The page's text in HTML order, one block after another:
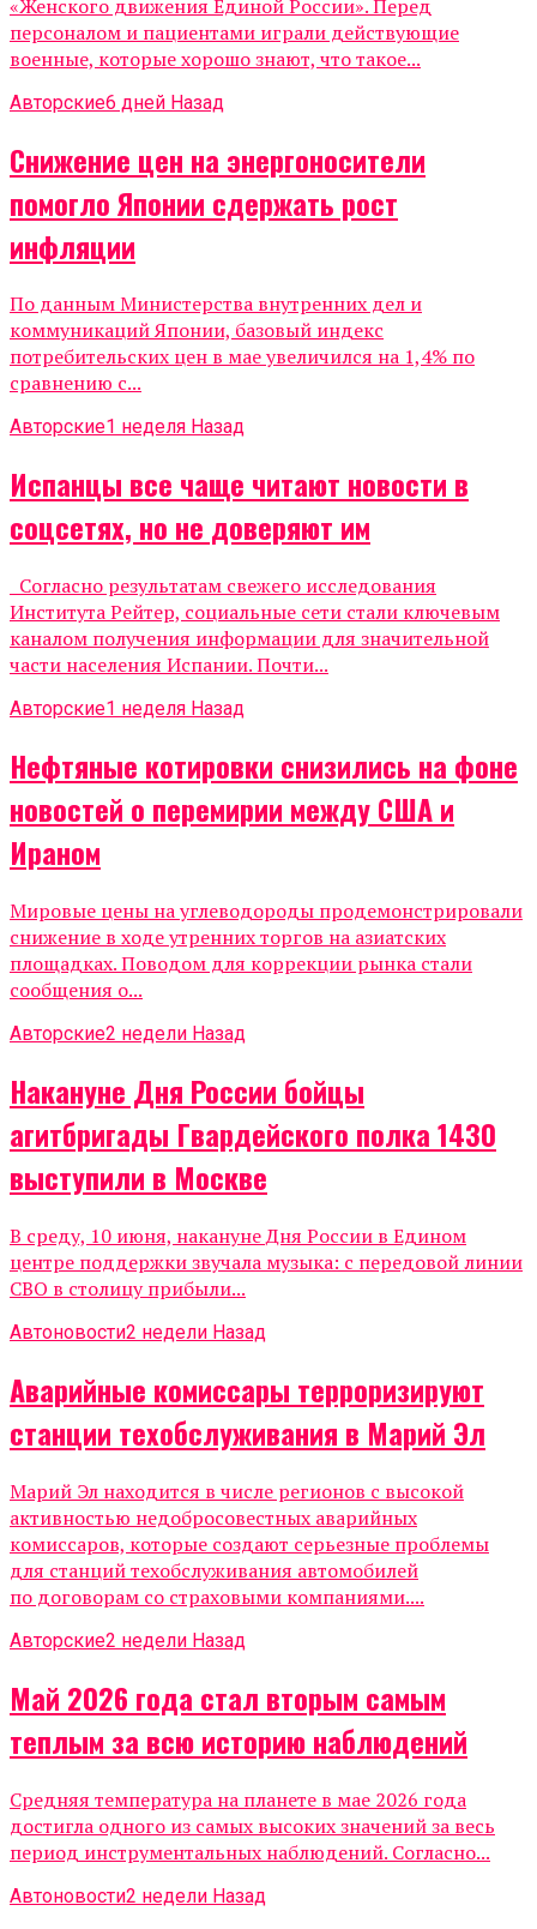
«Женского движения Единой России». Перед
персоналом и пациентами играли действующие
военные, которые хорошо знают, что такое...
Авторские6 дней Назад
Снижение цен на энергоносители
помогло Японии сдержать рост
инфляции
По данным Министерства внутренних дел и
коммуникаций Японии, базовый индекс
потребительских цен в мае увеличился на 1,4% по
сравнению с...
Авторские1 неделя Назад
Испанцы все чаще читают новости в
соцсетях, но не доверяют им
Согласно результатам свежего исследования
Института Рейтер, социальные сети стали ключевым
каналом получения информации для значительной
части населения Испании. Почти...
Авторские1 неделя Назад
Нефтяные котировки снизились на фоне
новостей о перемирии между США и
Ираном
Мировые цены на углеводороды продемонстрировали
снижение в ходе утренних торгов на азиатских
площадках. Поводом для коррекции рынка стали
сообщения о...
Авторские2 недели Назад
Накануне Дня России бойцы
агитбригады Гвардейского полка 1430
выступили в Москве
В среду, 10 июня, накануне Дня России в Едином
центре поддержки звучала музыка: с передовой линии
СВО в столицу прибыли...
Автоновости2 недели Назад
Аварийные комиссары терроризируют
станции техобслуживания в Марий Эл
Марий Эл находится в числе регионов с высокой
активностью недобросовестных аварийных
комиссаров, которые создают серьезные проблемы
для станций техобслуживания автомобилей
по договорам со страховыми компаниями....
Авторские2 недели Назад
Май 2026 года стал вторым самым
теплым за всю историю наблюдений
Средняя температура на планете в мае 2026 года
достигла одного из самых высоких значений за весь
период инструментальных наблюдений. Согласно...
Автоновости2 недели Назад